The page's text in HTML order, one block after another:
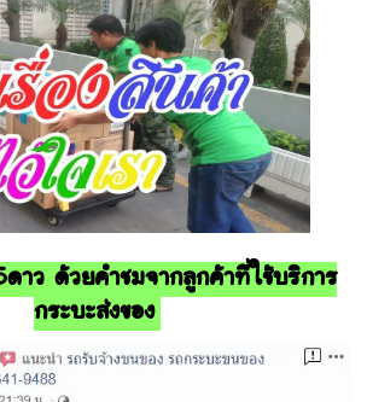
าว ด้วยคำชมจากลูกค้าที่ใช้บริการ
กระบะส่งของ